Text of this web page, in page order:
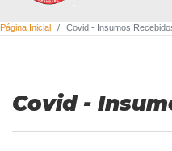
Página Inicial Covid - Insumos
Covid -